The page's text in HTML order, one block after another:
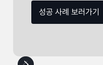
성공 사례 보러가기